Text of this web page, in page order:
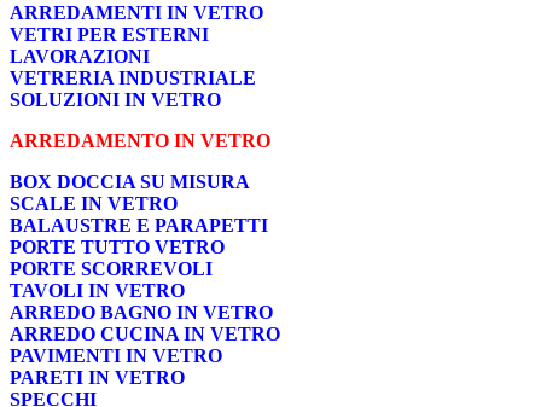
ARREDAMENTI IN VETRO
VETRI PER ESTERNI
LAVORAZIONI
VETRERIA INDUSTRIALE
SOLUZIONI IN VETRO
ARREDAMENTO IN VETRO
BOX DOCCIA SU MISURA
SCALE IN VETRO
BALAUSTRE E PARAPETTI
PORTE TUTTO VETRO
PORTE SCORREVOLI
TAVOLI IN VETRO
ARREDO BAGNO IN VETRO
ARREDO CUCINA IN VETRO
PAVIMENTI IN VETRO
PARETI IN VETRO
SPECCHI